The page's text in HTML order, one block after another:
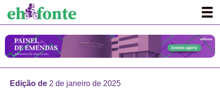
Edição de 2 de janeiro de 2025